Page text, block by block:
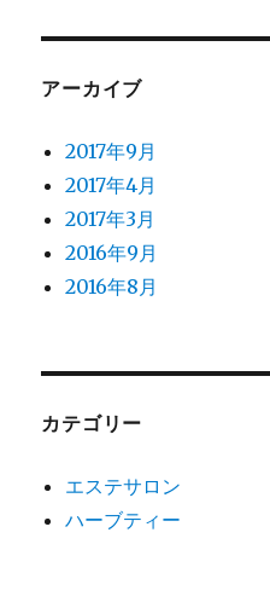
アーカイブ
2017年9月
2017年4月
2017年3月
2016年9月
2016年8月
カテゴリー
エステサロン
ハーブティー